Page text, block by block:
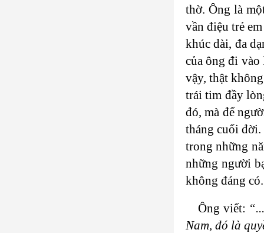
thờ. Ông là
vần điệu trẻ
khúc dài, đa
của ông đi vào
vậy, thật
trái tim đầy
đó, mà để
tháng cuối đời.
trong những
những người
không đáng
Ông viết:
Nam, đó là